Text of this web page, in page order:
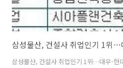
삼성물산, 건설사 취업인기 1위
삼성물산, 건설사 취업인기 1위…대우-현